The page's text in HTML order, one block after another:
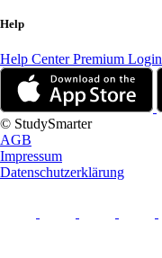
Help
Help CenterPremium Login
© StudySmarter
AGB
Impressum
Datenschutzerklärung